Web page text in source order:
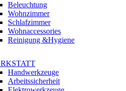
Beleuchtung
Wohnzimmer
Schlafzimmer
Wohnaccessories
Reinigung &Hygiene
Handwerkzeuge
Arbeitssicherheit